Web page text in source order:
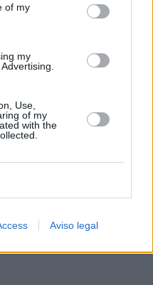
en este sitio web o
of my
my
Use,
of my
with the
Aviso legal